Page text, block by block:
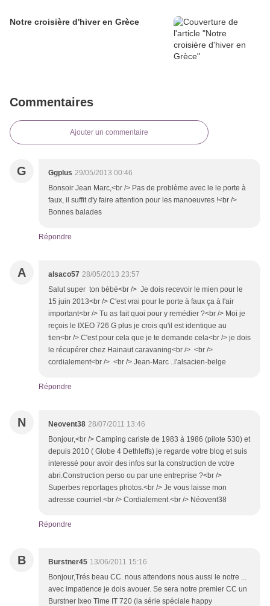
Notre croisière d'hiver en Grèce
Commentaires
Ajouter un commentaire
G Ggplus 29/05/2013 00:46
Bonsoir Jean Marc,<br /> Pas de problème avec le le porte à
faux, il suffit d'y faire attention pour les manoeuvres !<br />
Bonnes balades
Répondre
A alsaco57 28/05/2013 23:57
Salut super ton bébé<br /> Je dois recevoir le mien pour le
15 juin 2013<br /> C'est vrai pour le porte à faux ça à l'air
important<br /> Tu as fait quoi pour y remédier ?<br /> Moi je
reçois le IXEO 726 G plus je crois qu'il est identique au
tien<br /> C'est pour cela que je te demande cela<br /> je dois
le récupérer chez Hainaut caravaning<br /> <br />
cordialement<br /> <br /> Jean-Marc ..l'alsacien-belge
Répondre
N Neovent38 28/07/2011 13:46
Bonjour,<br /> Camping cariste de 1983 à 1986 (pilote 530) et
depuis 2010 ( Globe 4 Dethleffs) je regarde votre blog et suis
interessé pour avoir des infos sur la construction de votre
abri.Construction perso ou par une entreprise ?<br />
Superbes reportages photos.<br /> Je vous laisse mon
adresse courriel.<br /> Cordialement.<br /> Néovent38
Répondre
B Burstner45 13/06/2011 15:16
Bonjour,Trés beau CC. nous attendons nous aussi le notre ...
avec impatience je dois avouer. Se sera notre premier CC un
Burstner Ixeo Time IT 720 (la série spéciale happy